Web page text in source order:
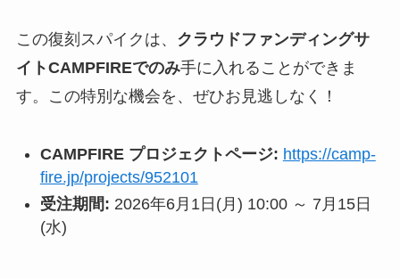
この復刻スパイクは、 クラウドファンディングサ
イトCAMPFIREでのみ手に入れることができま
す。この特別な機会を、ぜひお見逃しなく！
CAMPFIRE プロジェクトページ: https://camp-
fire.jp/projects/952101
受注期間: 2026年6月1日(月) 10:00 ～ 7月15日
(水)